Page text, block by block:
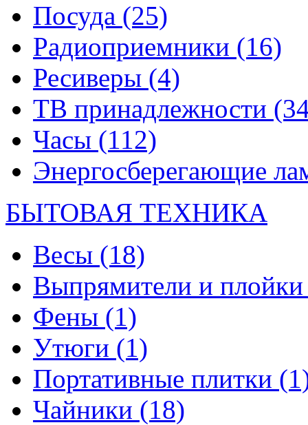
Посуда (25)
Радиоприемники (16)
Ресиверы (4)
ТВ принадлежности
Часы (112)
Энергосберегающие
БЫТОВАЯ ТЕХНИКА
Весы (18)
Выпрямители и
Фены (1)
Утюги (1)
Портативные плитки
Чайники (18)